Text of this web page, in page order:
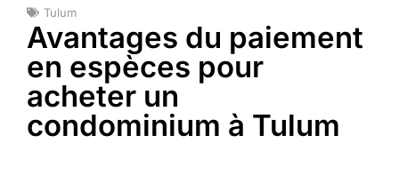
Tulum
Avantages du paiement
en espèces pour
acheter un
condominium à Tulum